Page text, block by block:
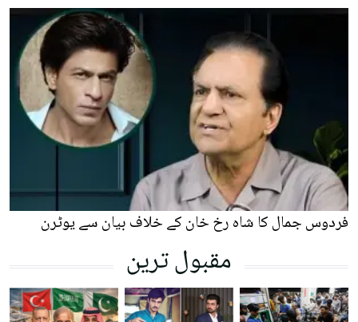
فردوس جمال کا شاہ رخ خان کے خلاف بیان سے یوٹرن
مقبول ترین